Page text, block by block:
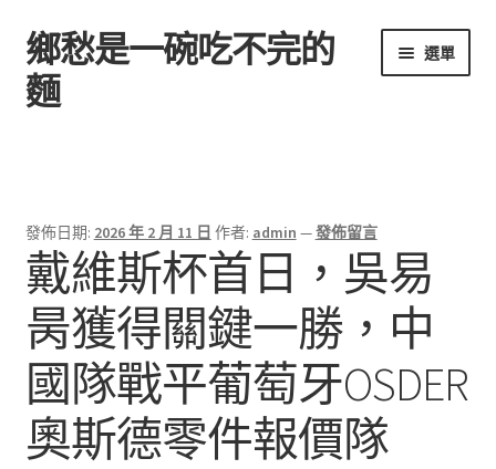
跳
至
導
跳
至
主
鄉愁是一碗吃不完的
麵
選單
發佈日期: 2026 年 2 月 11 日 作者: admin —發佈留言
戴維斯杯首日，吳易
昺獲得關鍵一勝，中
國隊戰平葡萄牙OSDER
奧斯德零件報價隊